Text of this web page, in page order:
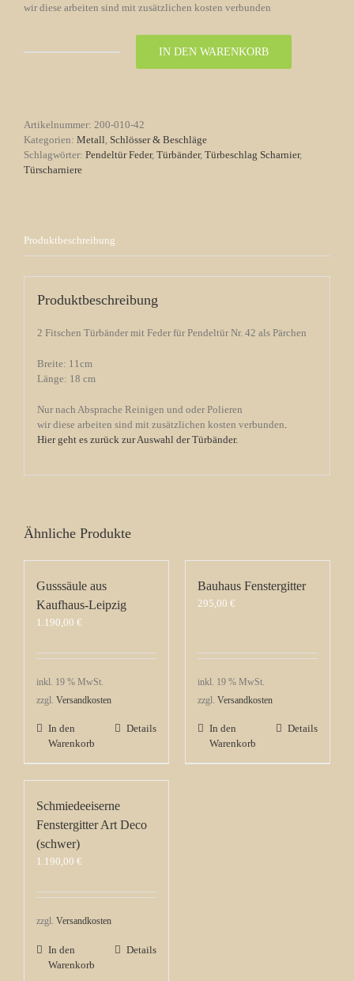
wir diese arbeiten sind mit zusätzlichen kosten verbunden
Pendeltür
IN DEN WARENKORB
Artikelnummer: 200-010-42
Kategorien: Metall, Schlösser & Beschläge
Schlagwörter: Pendeltür Feder, Türbänder, Türbeschlag Scharnier,
Türscharniere
Produktbeschreibung
Produktbeschreibung
2 Fitschen Türbänder mit Feder für Pendeltür Nr. 42 als Pärchen
Breite: 11cm
Länge: 18 cm
Nur nach Absprache Reinigen und oder Polieren
wir diese arbeiten sind mit zusätzlichen kosten verbunden
Hier geht es zurück zur Auswahl der Türbänder.
Ähnliche Produkte
Gusssäule aus
Kaufhaus-Leipzig
1.190,00 €
inkl. 19 % MwSt.
zzgl. Versandkosten
In den
Warenkorb
Details
Bauhaus Fenstergitter
295,00 €
inkl. 19 % MwSt.
zzgl. Versandkosten
In den
Warenkorb
Details
Schmiedeeiserne
Fenstergitter Art Deco
(schwer)
1.190,00 €
zzgl. Versandkosten
In den
Warenkorb
Details